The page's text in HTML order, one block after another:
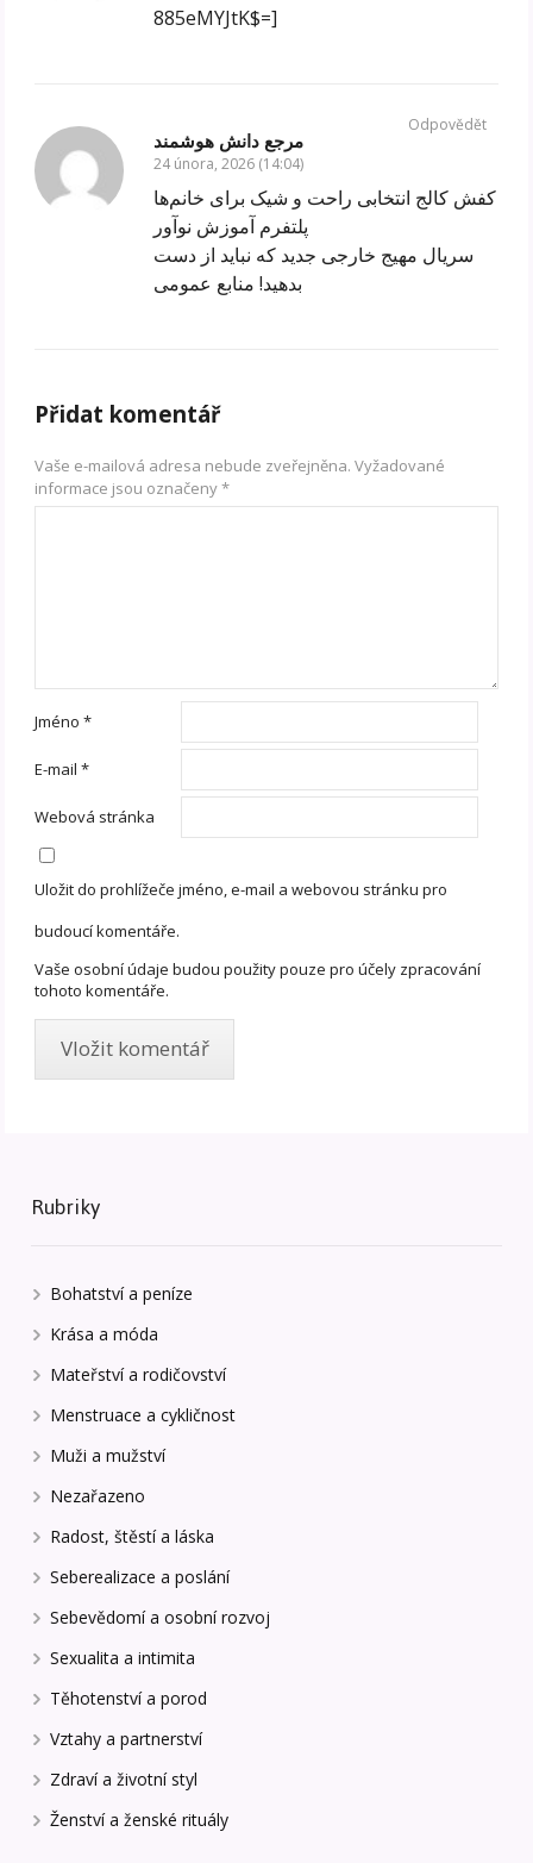
885eMYJtK$=]
مرجع دانش هوشمند
24 února, 2026 (14:04)
کفش کالج انتخابی راحت و شیک برای خانم‌ها
پلتفرم آموزش نوآور
سریال مهیج خارجی جدید که نباید از دست
بدهید! منابع عمومی
Odpovědět
Přidat komentář
Vaše e-mailová adresa nebude zveřejněna. Vyžadované
informace jsou označeny*
Jméno*
E-mail*
Webová stránka
Uložit do prohlížeče jméno, e-mail a webovou stránku pro
budoucí komentáře.
Vaše osobní údaje budou použity pouze pro účely zpracování
tohoto komentáře.
Rubriky
Bohatství a peníze
Krása a móda
Mateřství a rodičovství
Menstruace a cykličnost
Muži a mužství
Nezařazeno
Radost, štěstí a láska
Seberealizace a poslání
Sebevědomí a osobní rozvoj
Sexualita a intimita
Těhotenství a porod
Vztahy a partnerství
Zdraví a životní styl
Ženství a ženské rituály